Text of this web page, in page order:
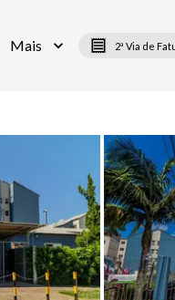
Mais 2ª Via de